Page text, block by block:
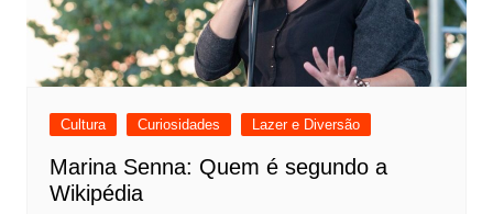
Cultura Curiosidades Lazer e Diversão
Marina Senna: Quem é segundo a
Wikipédia